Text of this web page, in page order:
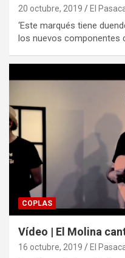
20 octubre, 2019 El
‘Este marqués tiene
los nuevos componentes
COPLAS
Vídeo | El Molina
16 octubre, 2019 El